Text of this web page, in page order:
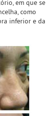
em que se
como
inferior e da